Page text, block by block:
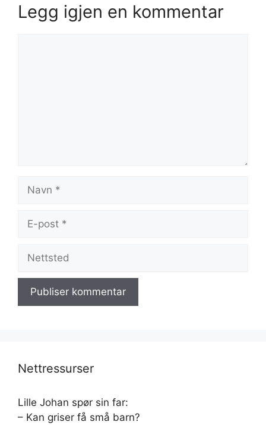
Legg igjen en kommentar
post
Nettressurser
Lille Johan spør sin far:
– Kan griser få små barn?